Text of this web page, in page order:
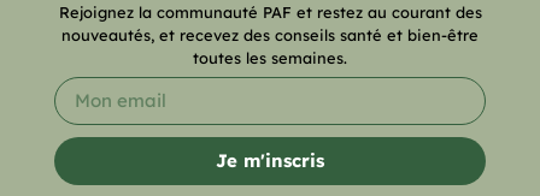
Rejoignez la communauté PAF et restez au courant des
nouveautés, et recevez des conseils santé et bien-être
toutes les semaines.
Je m'inscris